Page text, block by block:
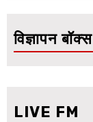
विज्ञापन बॉक्स
LIVE FM